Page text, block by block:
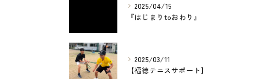
2025/04/15
『はじまりtoおわり』
2025/03/11
【福徳テニスサポート】